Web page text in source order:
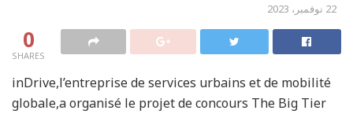
22 نوفمبر، 2023
0
SHARES
inDrive,l’entreprise de services urbains et de mobilité
globale,a organisé le projet de concours The Big Tier